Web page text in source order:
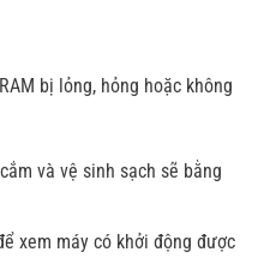
bị lỏng, hỏng hoặc không
và vệ sinh sạch sẽ bằng
xem máy có khởi động được